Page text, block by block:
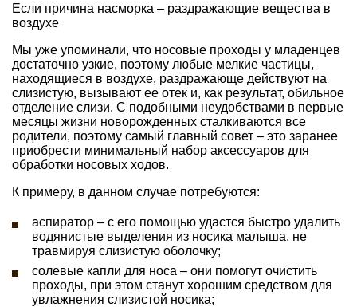
Если причина насморка – раздражающие вещества в
воздухе
Мы уже упоминали, что носовые проходы у младенцев
достаточно узкие, поэтому любые мелкие частицы,
находящиеся в воздухе, раздражающе действуют на
слизистую, вызывают ее отек и, как результат, обильное
отделение слизи. С подобными неудобствами в первые
месяцы жизни новорожденных сталкиваются все
родители, поэтому самый главный совет – это заранее
приобрести минимальный набор аксессуаров для
обработки носовых ходов.
К примеру, в данном случае потребуются:
аспиратор – с его помощью удастся быстро удалить
водянистые выделения из носика малыша, не
травмируя слизистую оболочку;
солевые капли для носа – они помогут очистить
проходы, при этом станут хорошим средством для
увлажнения слизистой носика;